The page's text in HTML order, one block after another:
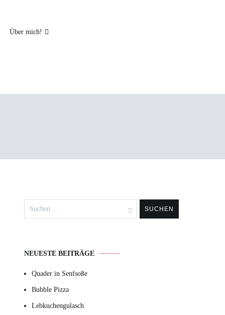
Über mich!
nach:
NEUESTE BEITRÄGE
Quader in Senfsoße
Bubble Pizza
Lebkuchengulasch